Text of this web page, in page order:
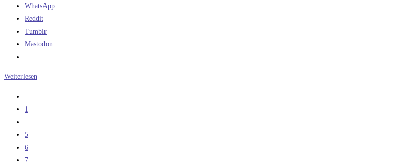
WhatsApp
Reddit
Tumblr
Mastodon
Weiterlesen
vorherigen
1
…
5
6
7